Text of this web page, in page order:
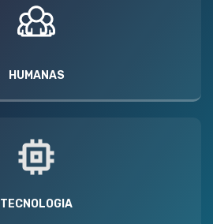
HUMANAS
TECNOLOGIA